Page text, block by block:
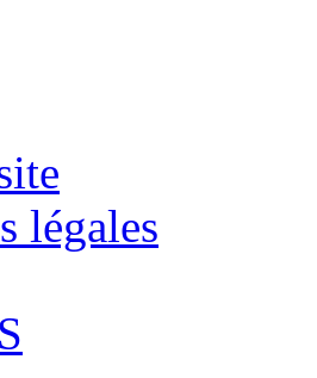
légales